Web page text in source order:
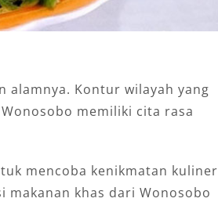
alamnya. Kontur wilayah yang
memiliki cita rasa
mencoba kenikmatan kuliner
khas dari Wonosobo